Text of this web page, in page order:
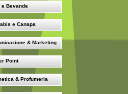
e Bevande
e Canapa
& Marketing
Point
& Profumeria